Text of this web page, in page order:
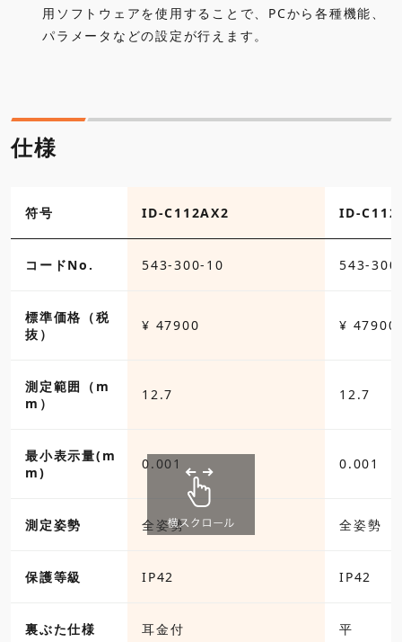
用ソフトウェアを使用することで、PCから各種機能、
パラメータなどの設定が行えます。
仕様
符号 ID-C112AX2 ID-
コードNo. 543-300-10 543-
標準価格（税
抜）
¥ 47900 ¥ 47900
測定範囲（m
m）
12.7 12.7
最小表示量(m
m)
0.001 0.001
測定姿勢 全姿勢 全姿勢
保護等級 IP42 IP42
裏ぶた仕様 耳金付 平